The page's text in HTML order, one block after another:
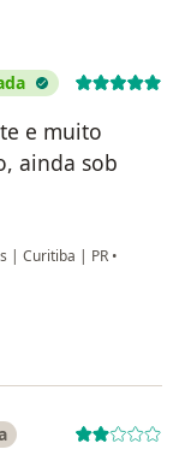
e muito
ainda sob
| Curitiba | PR •